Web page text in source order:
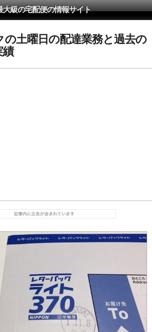
級の宅配便の情報サイト
の土曜日の配達業務と過去の